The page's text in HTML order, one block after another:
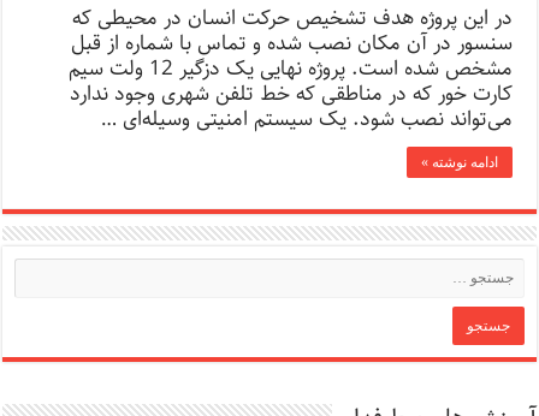
در این پروژه هدف تشخیص حرکت انسان در محیطی که
سنسور در آن مکان نصب شده و تماس با شماره از قبل
مشخص شده است. پروژه نهایی یک دزگیر 12 ولت سیم
کارت خور که در مناطقی که خط تلفن شهری وجود ندارد
می‌تواند نصب شود. یک سیستم امنیتی وسیله‌ای …
ادامه نوشته »